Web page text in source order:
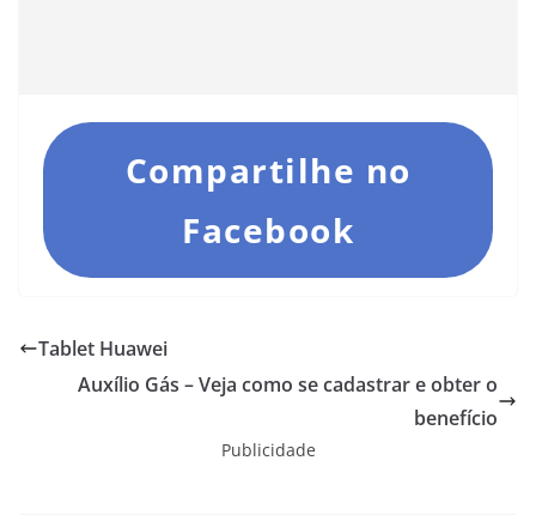
Compartilhe no
Facebook
Tablet Huawei
Auxílio Gás – Veja como se cadastrar e obter o
benefício
Publicidade